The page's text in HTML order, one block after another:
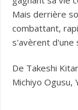
Mais derrière
combattant,
s'avèrent d'une
De Takeshi
Michiyo Ogusu,